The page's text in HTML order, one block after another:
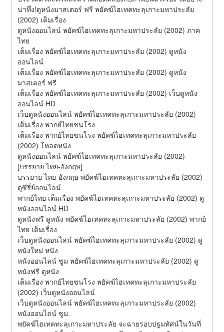
น่าทึ่ง!ดูหนังมาสเตอร์ ฟรี พยัคฆ์ไฮเทคทะลุเกาะมหาประลัย
(2002) เต็มเรื่อง
ดูหนังออนไลน์ พยัคฆ์ไฮเทคทะลุเกาะมหาประลัย (2002) ภาค
ไทย
เต็มเรื่อง พยัคฆ์ไฮเทคทะลุเกาะมหาประลัย (2002) ดูหนัง
ออนไลน์
เต็มเรื่อง พยัคฆ์ไฮเทคทะลุเกาะมหาประลัย (2002) ดูหนัง
มาสเตอร์ ฟรี
เต็มเรื่อง พยัคฆ์ไฮเทคทะลุเกาะมหาประลัย (2002) เว็บดูหนัง
ออนไลน์ HD
เว็บดูหนังออนไลน์ พยัคฆ์ไฮเทคทะลุเกาะมหาประลัย (2002)
เต็มเรื่อง พากย์ไทยชนโรง
เต็มเรื่อง พากย์ไทยชนโรง พยัคฆ์ไฮเทคทะลุเกาะมหาประลัย
(2002) โหลดหนัง
ดูหนังออนไลน์ พยัคฆ์ไฮเทคทะลุเกาะมหาประลัย (2002)
[บรรยาย ไทย-อังกฤษ]
บรรยาย ไทย-อังกฤษ พยัคฆ์ไฮเทคทะลุเกาะมหาประลัย (2002)
ดูซีรี่ย์ออนไลน์
พากย์ไทย เต็มเรื่อง พยัคฆ์ไฮเทคทะลุเกาะมหาประลัย (2002) ดู
หนังออนไลน์ HD
ดูหนังฟรี ดูหนัง พยัคฆ์ไฮเทคทะลุเกาะมหาประลัย (2002) พากย์
ไทย เต็มเรื่อง
เว็บดูหนังออนไลน์ พยัคฆ์ไฮเทคทะลุเกาะมหาประลัย (2002) ดู
หนังใหม่ หนัง
หนังออนไลน์ ซูม พยัคฆ์ไฮเทคทะลุเกาะมหาประลัย (2002) ดู
หนังฟรี ดูหนัง
เต็มเรื่อง พากย์ไทยชนโรง พยัคฆ์ไฮเทคทะลุเกาะมหาประลัย
(2002) เว็บดูหนังออนไลน์
เว็บดูหนังออนไลน์ พยัคฆ์ไฮเทคทะลุเกาะมหาประลัย (2002)
หนังออนไลน์ ซูม.
พยัคฆ์ไฮเทคทะลุเกาะมหาประลัย จะฉายรอบปฐมทัศน์ในวันที่